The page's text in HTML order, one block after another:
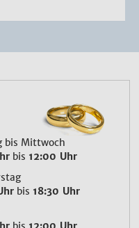
bis Mittwoch
bis 12:00 Uhr
bis 18:30 Uhr